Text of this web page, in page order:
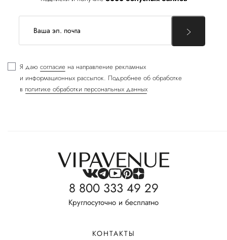
Я даю согласие на направление рекламных
и информационных рассылок. Подробнее об обработке
в политике обработки персональных данных
8 800 333 49 29
Круглосуточно и бесплатно
КОНТАКТЫ